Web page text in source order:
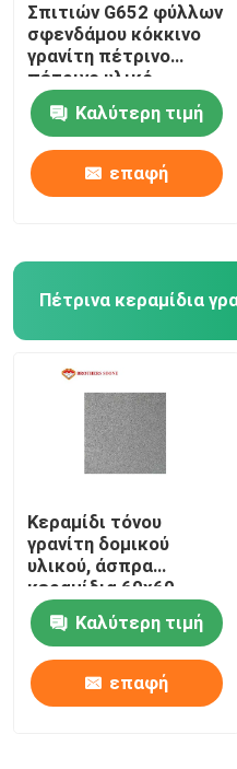
Σπιτιών G652 φύλλων
σφενδάμου κόκκινο
γρανίτη πέτρινο
πέτρινο υλικό
ακτινοβολίας πλακών
χαμηλόΚαλύτερη τιμή
επαφή
Πέτρινα κεραμίδια
Κεραμίδι τόνου
γρανίτη δομικού
υλικού, άσπρα
κεραμίδια 60x60
γρανίτη της Ινδίας
G603 Καλύτερη τιμή
επαφή